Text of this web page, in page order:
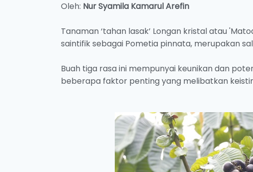
Oleh: Nur Syamila Kamarul Arefin
Tanaman ‘tahan lasak’ Longan kristal atau
saintifik sebagai Pometia pinnata, merupakan
Buah tiga rasa ini mempunyai keunikan dan
beberapa faktor penting yang melibatkan